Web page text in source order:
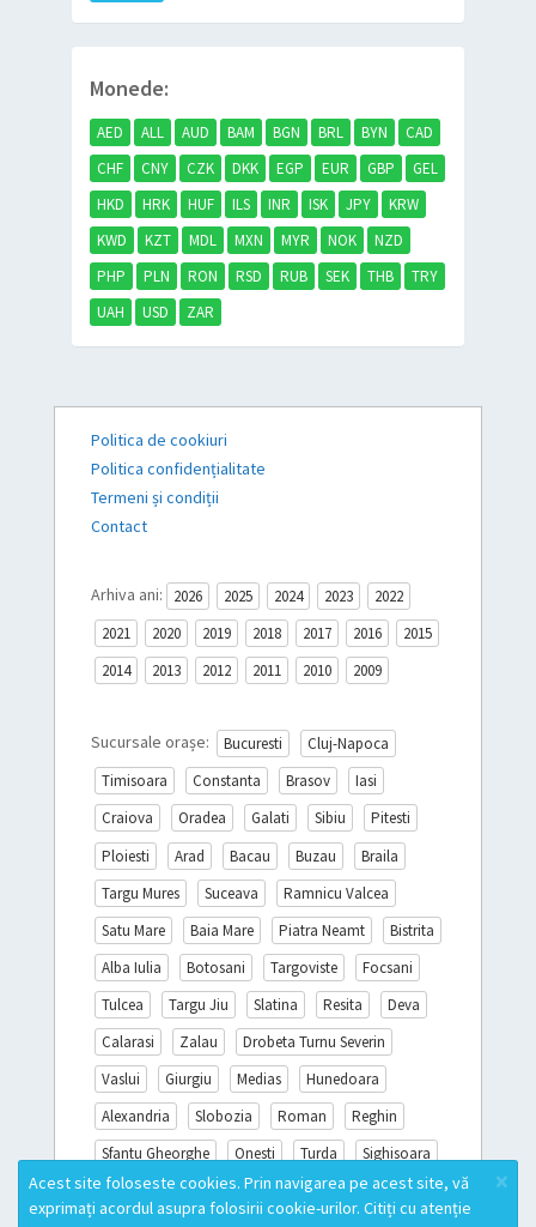
Monede:
AED ALL AUD BAM BGN BRL BYN
CAD
CHF
CNY CZK DKK EGP EUR GBP
GEL
HKD
HRK HUF ILS INR ISK JPY
KRW
KWD
KZT MDL MXN MYR NOK
NZD
PHP
PLN RON RSD RUB SEK THB
TRY
UAH
USD ZAR
Politica de cookiuri
Politica confidențialitate
Termeni și condiții
Contact
Arhiva ani: 2026 2025 2024 2023
2022
2021
2020 2019 2018 2017 2016
2015
2014
2013 2012 2011 2010 2009
Sucursale orașe: Bucuresti
Cluj-Napoca
Timisoara
Constanta Brasov
Iasi
Craiova
Oradea Galati Sibiu
Pitesti
Ploiesti
Arad Bacau Buzau
Braila
Targu Mures
Suceava
Ramnicu Valcea
Satu Mare
Baia Mare Piatra Neamt
Bistrita
Alba Iulia
Botosani Targoviste
Focsani
Tulcea
Targu Jiu Slatina Resita
Deva
Calarasi
Zalau
Drobeta Turnu Severin
Vaslui
Giurgiu Medias
Hunedoara
Alexandria
Slobozia Roman
Reghin
Sfantu Gheorghe
Onesti Turda
Sighisoara
Miercurea Ciuc
Campina
Mioveni
×
Acest site foloseste cookies. Prin navigarea pe acest site, vă
exprimați acordul asupra folosirii cookie-urilor. Citiți cu atenție